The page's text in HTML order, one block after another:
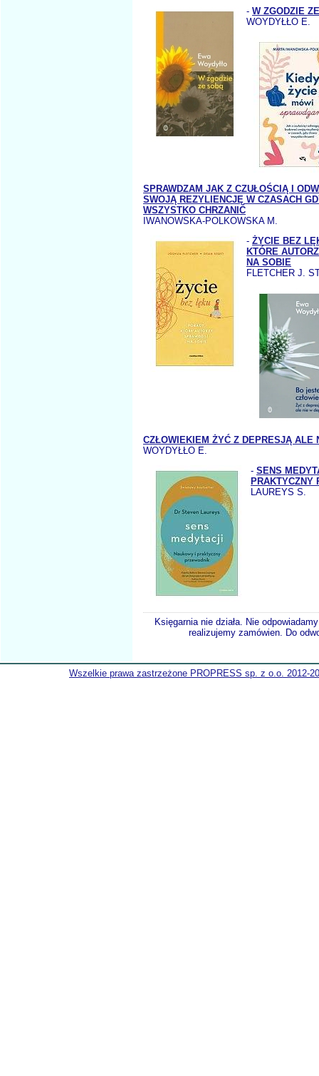
- W ZGODZIE
WOYDYŁŁO E.
SPRAWDZAM JAK Z CZUŁOŚCIĄ I
SWOJĄ REZYLIENCJĘ W CZASACH
WSZYSTKO CHRZANIĆ
IWANOWSKA-POLKOWSKA M.
- ŻYCIE BEZ
KTÓRE
NA SOBIE
FLETCHER J.
CZŁOWIEKIEM ŻYĆ Z DEPRESJĄ ALE
WOYDYŁŁO E.
- SENS
PRAKTYCZNY
LAUREYS S.
Księgarnia nie działa. Nie
realizujemy zamówien. Do
Wszelkie prawa zastrzeżone PROPRESS sp. z o.o. 2012-